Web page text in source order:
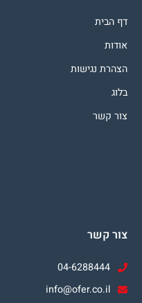
דף הבית
אודות
הצהרת נגישות
בלוג
צור קשר
צור קשר
04-6288444
info@ofer.co.il